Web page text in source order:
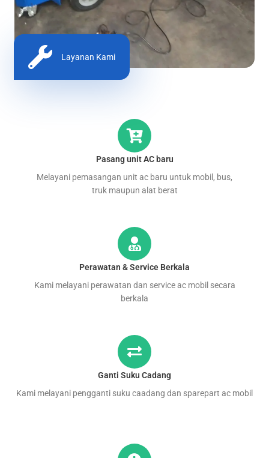
Layanan Kami
Pasang unit AC baru
Melayani pemasangan unit ac baru untuk mobil, bus,
truk maupun alat berat
Perawatan & Service Berkala
Kami melayani perawatan dan service ac mobil secara
berkala
Ganti Suku Cadang
Kami melayani pengganti suku caadang dan sparepart ac mobil